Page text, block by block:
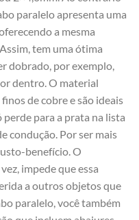
paralelo apresenta uma
a mesma
tem uma ótima
dobrado, por exemplo,
dentro. O material
de cobre e são ideais
para a prata na lista
condução. Por ser mais
benefício. O
impede que essa
a outros objetos que
paralelo, você também